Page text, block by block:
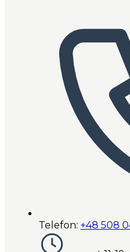
Telefon: +48 508